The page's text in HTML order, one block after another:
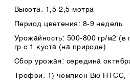
Высота: 1,5-2,5 метра
Период цветения: 8-9 недель
Урожайность: 500-800 гр/м2
гр с 1 куста (на природе)
Сбор урожая: середина
Трофеи: 1) чемпион Bio HTCC,